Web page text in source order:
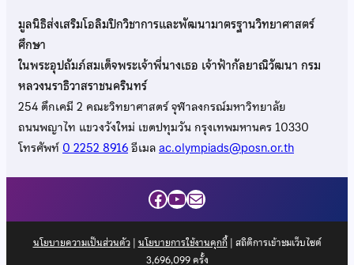
มูลนิธิส่งเสริมโอลิมปิกวิชาการและพัฒนามาตรฐานวิทยาศาสตร์
ศึกษา
ในพระอุปถัมภ์สมเด็จพระเจ้าพี่นางเธอ เจ้าฟ้ากัลยาณิวัฒนา กรม
หลวงนราธิวาสราชนครินทร์
254 ตึกเคมี 2 คณะวิทยาศาสตร์ จุฬาลงกรณ์มหาวิทยาลัย
ถนนพญาไท แขวงวังใหม่ เขตปทุมวัน กรุงเทพมหานคร 10330
โทรศัพท์0 2252 8916อีเมลac.olympiads@posn.or.th
Facebook
YouTube
Mail
นโยบายความเป็นส่วนตัว| นโยบายการใช้งานคุกกี้| สถิติการเข้าชมเว็บไซต์
3,696,099ครั้ง